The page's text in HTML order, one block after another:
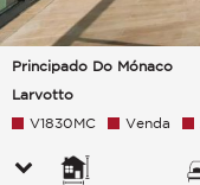
Principado Do Mónaco
Larvotto
V1830MC Venda